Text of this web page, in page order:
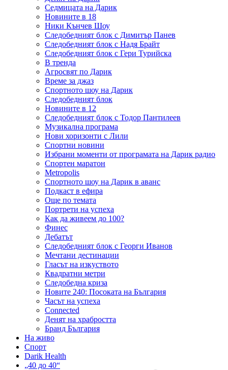
Седмицата на Дарик
Новините в 18
Ники Кънчев Шоу
Следобедният блок с Димитър Панев
Следобедният блок с Надя Брайт
Следобедният блок с Гери Турийска
В тренда
Агросвят по Дарик
Време за джаз
Спортното шоу на Дарик
Следобедният блок
Новините в 12
Следобедният блок с Тодор Пантилеев
Музикална програма
Нови хоризонти с Лили
Спортни новини
Избрани моменти от програмата на Дарик радио
Спортен маратон
Metropolis
Спортното шоу на Дарик в аванс
Подкаст в ефира
Още по темата
Портрети на успеха
Как да живеем до 100?
Финес
Дебатът
Следобедният блок с Георги Иванов
Мечтани дестинации
Гласът на изкуството
Квадратни метри
Следобедна криза
Новите 240: Посоката на България
Часът на успеха
Connected
Денят на храбростта
Бранд България
На живо
Спорт
Darik Health
„40 до 40“